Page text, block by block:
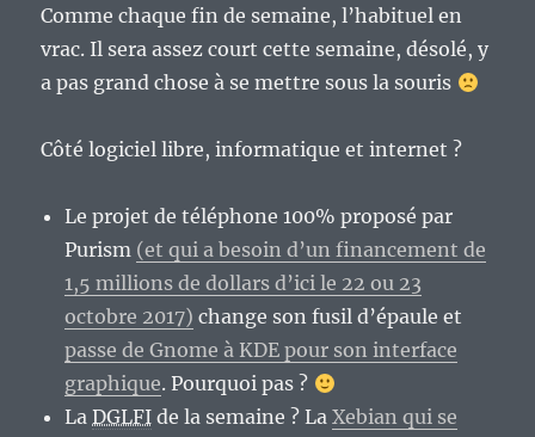
Comme chaque fin de semaine, l’habituel en
vrac. Il sera assez court cette semaine, désolé, y
a pas grand chose à se mettre sous la souris
Côté logiciel libre, informatique et internet ?
Le projet de téléphone 100% proposé par
Purism (et qui a besoin d’un financement de
1,5 millions de dollars d’ici le 22 ou 23
octobre 2017) change son fusil d’épaule et
passe de Gnome à KDE pour son interface
graphique. Pourquoi pas ?
LaDGLFI de la semaine ? LaXebian qui se